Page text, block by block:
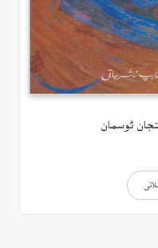
ئوسمان